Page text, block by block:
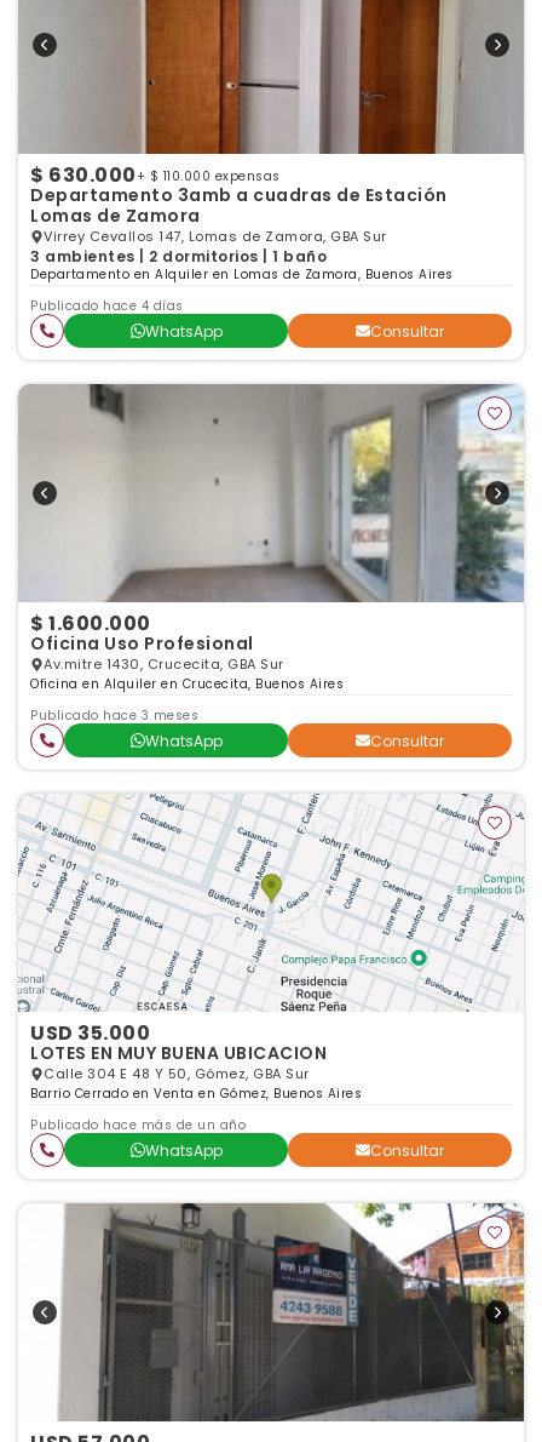
$ 630.000 + $ 110.000 expensas
Departamento 3amb a cuadras de Estación
Lomas de Zamora
Virrey Cevallos 147, Lomas de Zamora, GBA Sur
3 ambientes | 2 dormitorios | 1 baño
Departamento en Alquiler en Lomas de Zamora, Buenos Aires
Publicado hace 4 días
WhatsApp Consultar
$ 1.600.000
Oficina Uso Profesional
Av.mitre 1430, Crucecita, GBA Sur
Oficina en Alquiler en Crucecita, Buenos Aires
Publicado hace 3 meses
WhatsApp Consultar
USD 35.000
LOTES EN MUY BUENA UBICACION
Calle 304 E 48 Y 50, Gómez, GBA Sur
Barrio Cerrado en Venta en Gómez, Buenos Aires
Publicado hace más de un año
WhatsApp Consultar